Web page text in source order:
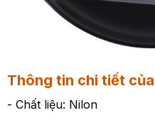
Thông tin chi tiết
- Chất liệu: Nilon